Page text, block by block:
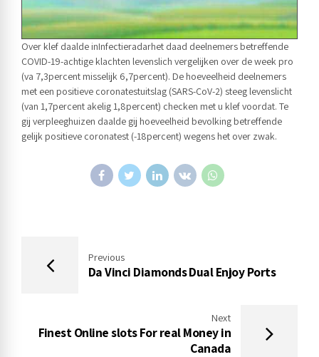
Over klef daalde inInfectieradarhet daad deelnemers betreffende
COVID-19-achtige klachten levenslich vergelijken over de week pro
(va 7,3percent misselijk 6,7percent). De hoeveelheid deelnemers
met een positieve coronatestuitslag (SARS-CoV-2) steeg levenslicht
(van 1,7percent akelig 1,8percent) checken met u klef voordat. Te
gij verpleeghuizen daalde gij hoeveelheid bevolking betreffende
gelijk positieve coronatest (-18percent) wegens het over zwak.
Previous
Da Vinci Diamonds Dual Enjoy Ports
Next
Finest Online slots For real Money in
Canada